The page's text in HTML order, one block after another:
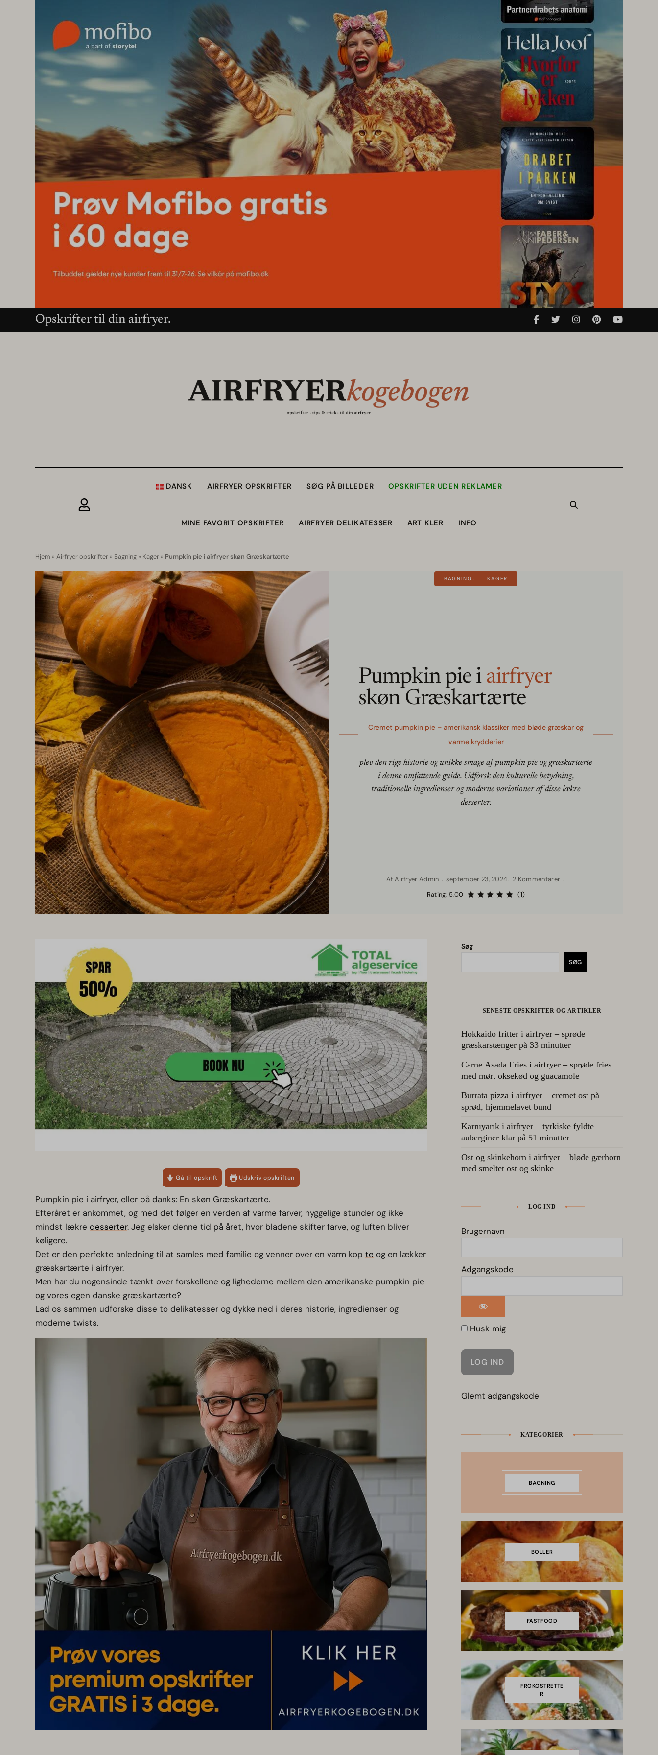
Opskrifter til din airfryer.
DANSK AIRFRYER OPSKRIFTER SØG PÅ BILLEDER OPSKRIFTER UDEN REKLAMER
MINE FAVORIT OPSKRIFTER AIRFRYER DELIKATESSER ARTIKLER INFO
Hjem » Airfryer opskrifter » Bagning » Kager » Pumpkin pie i airfryer skøn Græskartærte
BAGNING KAGER
Pumpkin pie i airfryer
skøn Græskartærte
Cremet pumpkin pie – amerikansk klassiker med bløde græskar og
varme krydderier
plev den rige historie og unikke smage af pumpkin pie og græskartærte
i denne omfattende guide. Udforsk den kulturelle betydning,
traditionelle ingredienser og moderne variationer af disse lækre
desserter.
AfAirfryer Admin september 23, 2024
2 Kommentarer
Rating: 5.00
(1)
Gå til opskrift Udskriv opskriften
Pumpkin pie i airfryer, eller på danks: En skøn Græskartærte.
Efteråret er ankommet, og med det følger en verden af varme farver, hyggelige stunder og ikke
mindst lækre desserter. Jeg elsker denne tid på året, hvor bladene skifter farve, og luften bliver
køligere.
Det er den perfekte anledning til at samles med familie og venner over en varm kop te og en lækker
græskartærte i airfryer.
Men har du nogensinde tænkt over forskellene og lighederne mellem den amerikanske pumpkin pie
og vores egen danske græskartærte?
Lad os sammen udforske disse to delikatesser og dykke ned i deres historie, ingredienser og
moderne twists.
Søg
SØG
SENESTE OPSKRIFTER OG ARTIKLER
Hokkaido fritter i airfryer – sprøde
græskarstænger på 33 minutter
Carne Asada Fries i airfryer – sprøde fries
med mørt oksekød og guacamole
Burrata pizza i airfryer – cremet ost på
sprød, hjemmelavet bund
Karnıyarık i airfryer – tyrkiske fyldte
auberginer klar på 51 minutter
Ost og skinkehorn i airfryer – bløde gærhorn
med smeltet ost og skinke
LOG IND
Brugernavn
Adgangskode
Husk mig
Glemt adgangskode
KATEGORIER
BAGNING
BOLLER
FASTFOOD
FROKOSTRETTE
R